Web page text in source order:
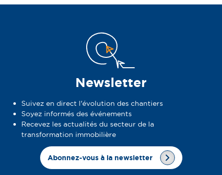
Newsletter
Suivez en direct l'évolution des chantiers
Soyez informés des événements
Recevez les actualités du secteur de la
transformation immobilière
Abonnez-vous à la newsletter